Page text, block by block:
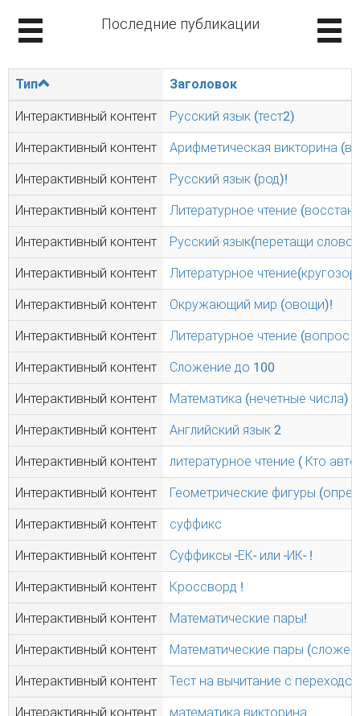
Последние публикации
Тип Заголовок
Интерактивный контент Русский язык (тест2)
Интерактивный контент Арифметическая викторина
Интерактивный контент Русский язык (род)!
Интерактивный контент Литературное чтение
Интерактивный контент Русский язык(перетащи
Интерактивный контент Литературное
Интерактивный контент Окружающий мир (овощи)!
Интерактивный контент Литературное чтение (вопрос -
Интерактивный контент Сложение до 100
Интерактивный контент Математика (нечетные числа) !
Интерактивный контент Английский язык 2
Интерактивный контент литературное чтение ( Кто
Интерактивный контент Геометрические фигуры
Интерактивный контент суффикс
Интерактивный контент Суффиксы -ЕК- или -ИК- !
Интерактивный контент Кроссворд !
Интерактивный контент Математические пары!
Интерактивный контент Математические пары
Интерактивный контент Тест на вычитание с
Интерактивный контент математика викторина